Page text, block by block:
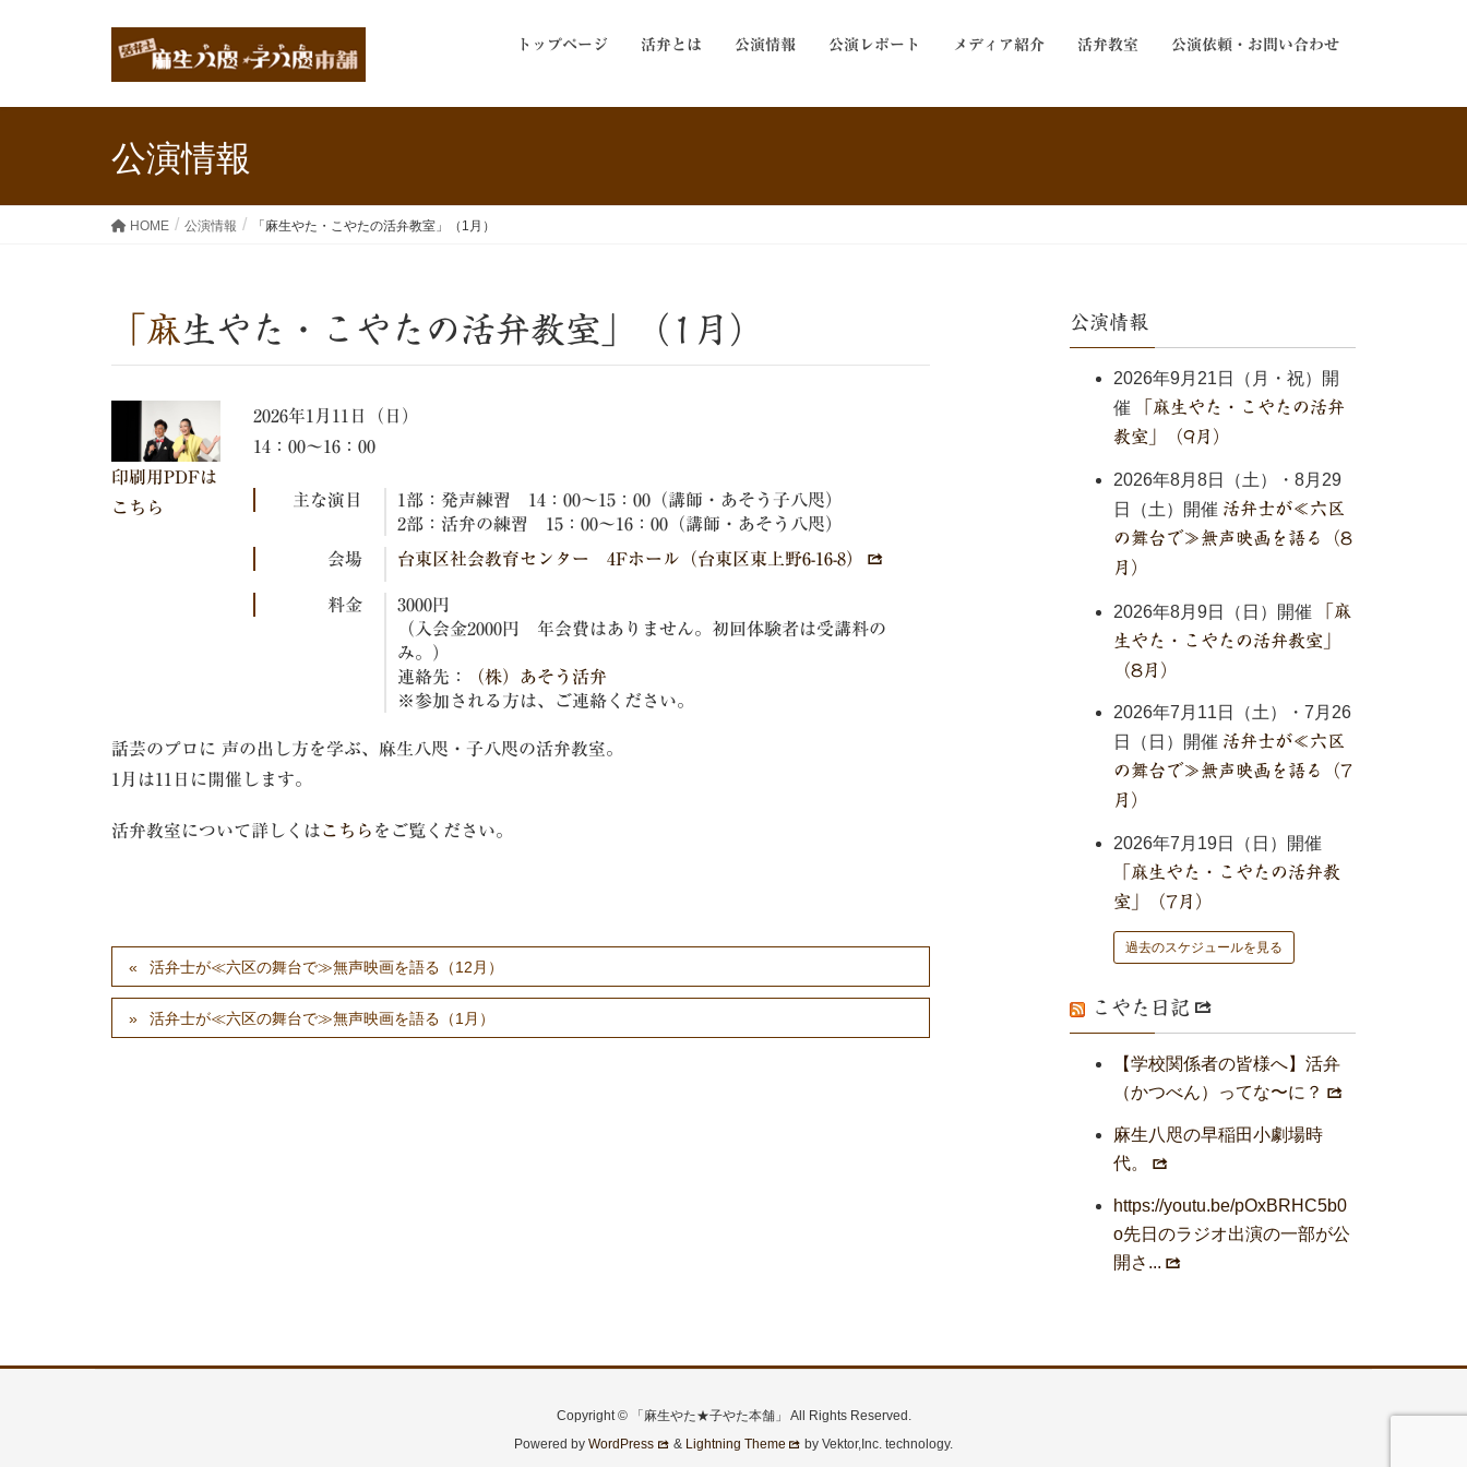
トップページ 活弁とは 公演情報 公演レポート メディア紹介 活弁教室 公演依頼・お問い合わせ
公演情報
HOME 公演情報 「麻生やた・こやたの活弁教室」（1月）
「麻生やた・こやたの活弁教室」（1月）
印刷用PDFは
こちら
2026年1月11日（日）
14：00～16：00
主な演目
1部：発声練習 14：00～15：00（講師・あそう子八咫）
2部：活弁の練習 15：00～16：00（講師・あそう八咫）
会場
台東区社会教育センター 4Fホール（台東区東上野6-16-8）
料金
3000円
（入会金2000円 年会費はありません。初回体験者は受講料の
み。）
連絡先：
（株）あそう活弁
※参加される方は、ご連絡ください。
話芸のプロに 声の出し方を学ぶ、麻生八咫・子八咫の活弁教室。
1月は11日に開催します。
活弁教室について詳しくはこちら をご覧ください。
活弁士が≪六区の舞台で≫無声映画を語る（12月）
活弁士が≪六区の舞台で≫無声映画を語る（1月）
公演情報
2026年9月21日（月・祝）開
催
「麻生やた・こやたの活弁
教室」（9月）
2026年8月8日（土）・8月29
日（土）開催 活弁士が≪六区
の舞台で≫無声映画を語る（8
月）
2026年8月9日（日）開催
「麻
生やた・こやたの活弁教室」
（8月）
2026年7月11日（土）・7月26
日（日）開催 活弁士が≪六区
の舞台で≫無声映画を語る（7
月）
2026年7月19日（日）開催
「麻生やた・こやたの活弁教
室」（7月）
過去のスケジュールを見る
こやた日記
【学校関係者の皆様へ】活弁
（かつべん）ってな〜に？
麻生八咫の早稲田小劇場時
代。
https://youtu.be/pOxBRHC5b0
o先日のラジオ出演の一部が公
開さ...
Copyright © 「麻生やた★子やた本舗」 All Rights Reserved.
Powered byWordPress & Lightning Theme by Vektor,Inc. technology.